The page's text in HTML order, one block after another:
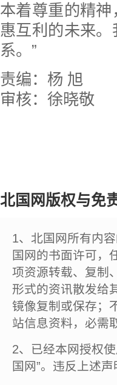
本着尊重的精
惠互利的未来
系。”
责编：杨 旭
审核：徐晓敬
北国网版权与免
1、北国网所有内
国网的书面许可，
项资源转载、复制
形式的资讯散发给
镜像复制或保存；
站信息资料，必需
2、已经本网授权
国网”。违反上述